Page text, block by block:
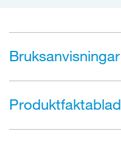
Bruksanvisningar
Produktfaktablad